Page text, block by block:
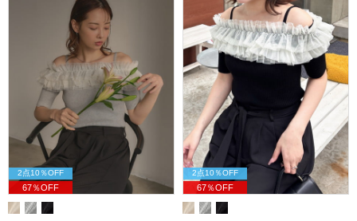
2点10％OFF
67％OFF
2点10％OFF
67％OFF